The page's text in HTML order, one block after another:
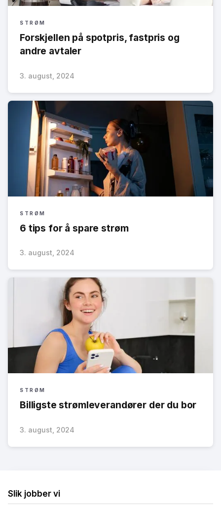
STRØM
Forskjellen på spotpris, fastpris og
andre avtaler
3. august, 2024
STRØM
6 tips for å spare strøm
3. august, 2024
STRØM
Billigste strømleverandører der du bor
3. august, 2024
Slik jobber vi